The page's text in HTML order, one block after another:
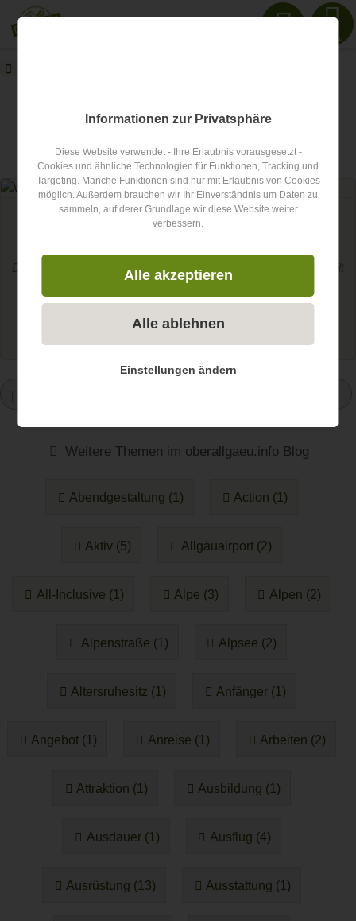
Menu
oberallgaeu.info Blog
Artikel zum ThemaHobbies
Wandertrilogie
Das Allgäu , zwischen Donau, Alpen und Bodensee gelegen, gilt
dank seiner landschaftlichen Vielfalt als wahres Paradies...
Weiterlesen...
Weitere Themen im oberallgaeu.info Blog
Abendgestaltung (1) Action (1)
Aktiv (5) Allgäuairport (2)
All-Inclusive (1) Alpe (3) Alpen (2)
Alpenstraße (1) Alpsee (2)
Altersruhesitz (1) Anfänger (1)
Angebot (1) Anreise (1) Arbeiten (2)
Attraktion (1) Ausbildung (1)
Ausdauer (1) Ausflug (4)
Ausrüstung (13) Ausstattung (1)
Informationen zur Privatsphäre
Diese Website verwendet - Ihre Erlaubnis vorausgesetzt -
Cookies und ähnliche Technologien für Funktionen, Tracking und
Targeting. Manche Funktionen sind nur mit Erlaubnis von Cookies
möglich. Außerdem brauchen wir Ihr Einverständnis um Daten zu
sammeln, auf derer Grundlage wir diese Website weiter
verbessern.
Alle akzeptieren
Alle ablehnen
Einstellungen ändern